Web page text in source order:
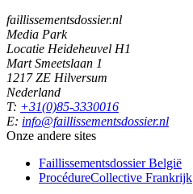
faillissementsdossier.nl
Media Park
Locatie Heideheuvel H1
Mart Smeetslaan 1
1217 ZE Hilversum
Nederland
T: +31(0)85-3330016
E: info@faillissementsdossier.nl
Onze andere sites
Faillissementsdossier België
ProcédureCollective Frankrijk